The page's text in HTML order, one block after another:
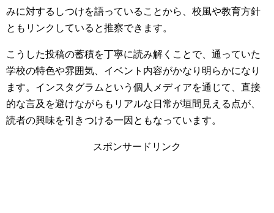
みに対するしつけを語っていることから、校風や教育方針
ともリンクしていると推察できます。
こうした投稿の蓄積を丁寧に読み解くことで、通っていた
学校の特色や雰囲気、イベント内容がかなり明らかになり
ます。インスタグラムという個人メディアを通じて、直接
的な言及を避けながらもリアルな日常が垣間見える点が、
読者の興味を引きつける一因ともなっています。
スポンサードリンク